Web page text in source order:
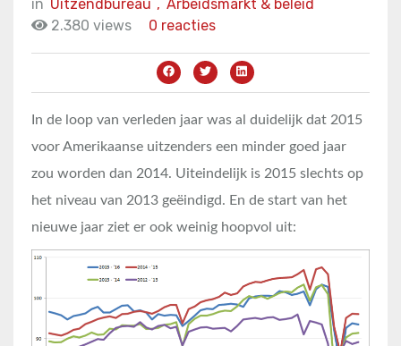
in
Arbeidsmarkt & beleid
Uitzendbureau ,
2.380 views
0 reacties
In de loop van verleden jaar was al duidelijk dat 2015
voor Amerikaanse uitzenders een minder goed jaar
zou worden dan 2014. Uiteindelijk is 2015 slechts op
het niveau van 2013 geëindigd. En de start van het
nieuwe jaar ziet er ook weinig hoopvol uit: